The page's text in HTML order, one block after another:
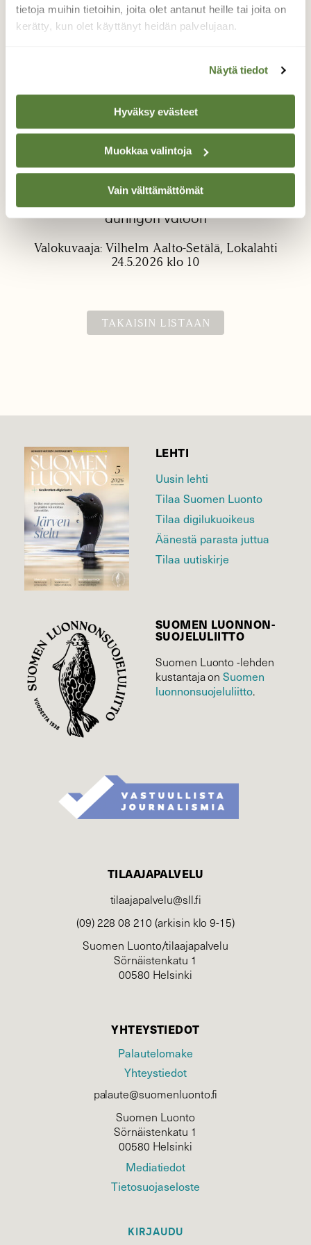
tietoja muihin tietoihin, joita olet antanut heille tai joita on
kerätty, kun olet käyttänyt heidän palvelujaan.
Näytä tiedot
Hyväksy evästeet
Muokkaa valintoja
Vain välttämättömät
Kyyn poikanen
Oltiin menossa kalaan ja laiturilta näin
liikettä vedenpinnalla. Seurasin eläimen
liikettä ja kävelin rannalle katsomaan kun
käärme ui rantaan ja jäi rannalle lepäämään
auringon valoon
Valokuvaaja: Vilhelm Aalto-Setälä, Lokalahti
24.5.2026 klo 10
TAKAISIN LISTAAN
LEHTI
Uusin lehti
Tilaa Suomen Luonto
Tilaa digilukuoikeus
Äänestä parasta juttua
Tilaa uutiskirje
SUOMEN LUONNON­
SUOJELU­LIITTO
Suomen Luonto -lehden
kustantaja onSuomen
luonnonsuojelu­liitto.
TILAAJAPALVELU
tilaajapalvelu@sll.fi
(09) 228 08 210 (arkisin klo 9-15)
Suomen Luonto/tilaajapalvelu
Sörnäistenkatu 1
00580 Helsinki
YHTEYSTIEDOT
Palautelomake
Yhteystiedot
palaute@suomenluonto.fi
Suomen Luonto
Sörnäistenkatu 1
00580 Helsinki
Mediatiedot
Tietosuojaseloste
KIRJAUDU